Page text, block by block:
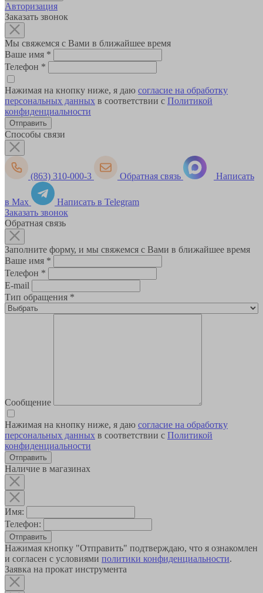
Авторизация
Заказать звонок
Мы свяжемся с Вами в ближайшее время
Ваше имя *
Телефон *
Нажимая на кнопку ниже, я даю согласие на обработку
персональных данных в соответствии с Политикой
конфиденциальности
Способы связи
(863) 310-000-3 Обратная связь Написать
в Max
Написать в Telegram
Заказать звонок
Обратная связь
Заполните форму, и мы свяжемся с Вами в ближайшее время
Ваше имя *
Телефон *
E-mail
Тип обращения *
Сообщение
Нажимая на кнопку ниже, я даю согласие на обработку
персональных данных в соответствии с Политикой
конфиденциальности
Наличие в магазинах
Имя:
Телефон:
Отправить
Нажимая кнопку "Отправить" подтверждаю, что я ознакомлен
и согласен с условиями политики конфиденциальности.
Заявка на прокат инструмента